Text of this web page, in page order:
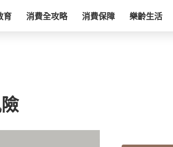
育 消費全攻略 消費保障 樂齡生活